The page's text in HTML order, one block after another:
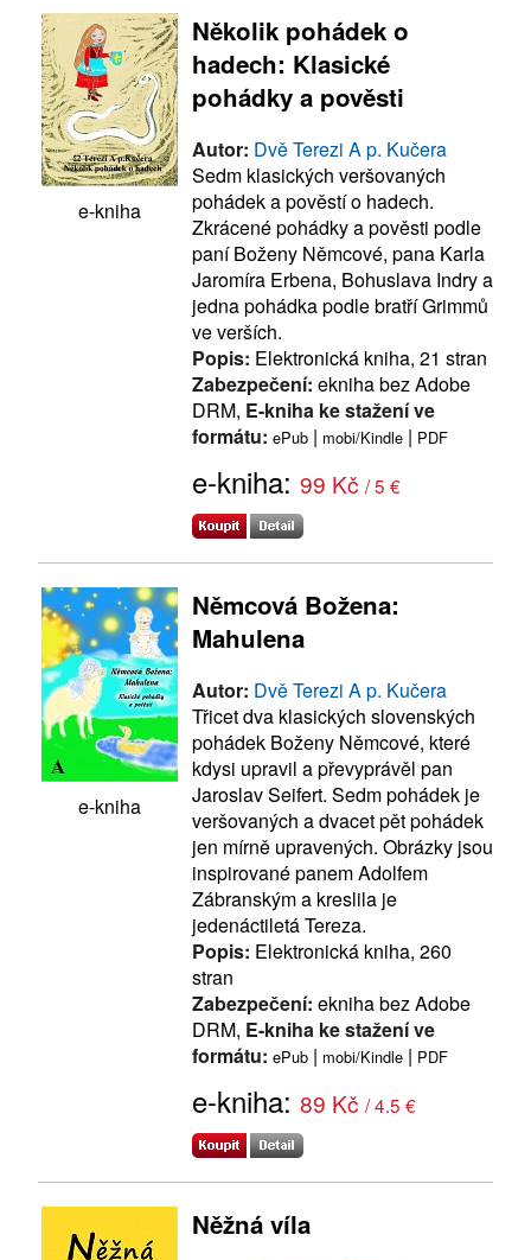
e-kniha
Několik pohádek o
hadech: Klasické
pohádky a pověsti
Autor: Dvě Terezi A p. Kučera
Sedm klasických veršovaných
pohádek a pověstí o hadech.
Zkrácené pohádky a pověsti podle
paní Boženy Němcové, pana Karla
Jaromíra Erbena, Bohuslava Indry a
jedna pohádka podle bratří Grimmů
ve verších.
Popis: Elektronická kniha, 21 stran
Zabezpečení: ekniha bez Adobe
DRM, E-kniha ke stažení ve
formátu: ePub | mobi/Kindle | PDF
e-kniha: 99 Kč / 5 €
e-kniha
Němcová Božena:
Mahulena
Autor: Dvě Terezi A p. Kučera
Třicet dva klasických slovenských
pohádek Boženy Němcové, které
kdysi upravil a převyprávěl pan
Jaroslav Seifert. Sedm pohádek je
veršovaných a dvacet pět pohádek
jen mírně upravených. Obrázky jsou
inspirované panem Adolfem
Zábranským a kreslila je
jedenáctiletá Tereza.
Popis: Elektronická kniha, 260
stran
Zabezpečení: ekniha bez Adobe
DRM, E-kniha ke stažení ve
formátu: ePub | mobi/Kindle | PDF
e-kniha: 89 Kč / 4.5 €
Něžná víla